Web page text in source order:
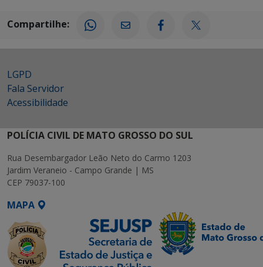
Compartilhe:
LGPD
Fala Servidor
Acessibilidade
POLÍCIA CIVIL DE MATO GROSSO DO SUL
Rua Desembargador Leão Neto do Carmo 1203
Jardim Veraneio - Campo Grande | MS
CEP 79037-100
MAPA